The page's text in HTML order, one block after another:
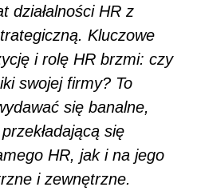
działalności HR z
Kluczowe
i rolę HR brzmi: czy
swojej firmy? To
się banalne,
się
HR, jak i na jego
i zewnętrzne.